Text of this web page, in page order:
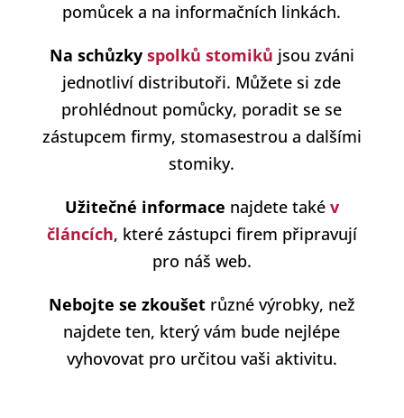
pomůcek a na informačních linkách.
Na schůzky spolků stomiků jsou zváni
jednotliví distributoři. Můžete si zde
prohlédnout pomůcky, poradit se se
zástupcem firmy, stomasestrou a dalšími
stomiky.
Užitečné informace najdete také v
článcích, které zástupci firem připravují
pro náš web.
Nebojte se zkoušetrůzné výrobky, než
najdete ten, který vám bude nejlépe
vyhovovat pro určitou vaši aktivitu.